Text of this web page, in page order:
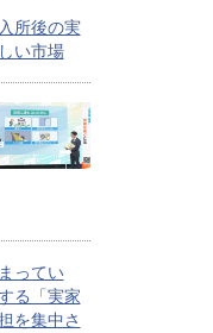
所後の実
い市場
ってい
る「実家
を集中さ